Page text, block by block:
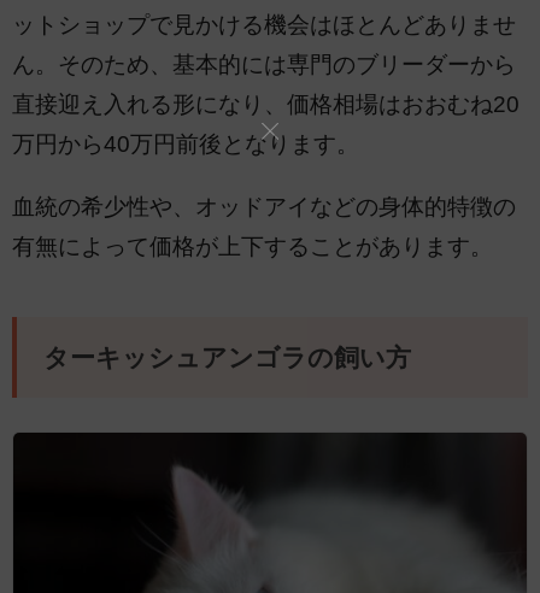
ットショップで見かける機会はほとんどありませ
ん。そのため、基本的には専門のブリーダーから
直接迎え入れる形になり、価格相場はおおむね20
万円から40万円前後となります。
血統の希少性や、オッドアイなどの身体的特徴の
有無によって価格が上下することがあります。
ターキッシュアンゴラの飼い方